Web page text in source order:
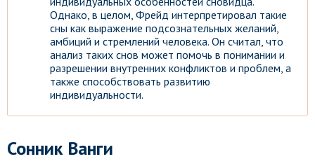
Однако, в целом, Фрейд интерпретировал такие
сны как выражение подсознательных желаний,
амбиций и стремлений человека. Он считал, что
анализ таких снов может помочь в понимании и
разрешении внутренних конфликтов и проблем, а
также способствовать развитию
индивидуальности.
Сонник Ванги